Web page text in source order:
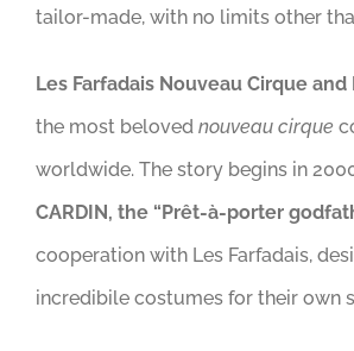
tailor-made, with no limits other
Les Farfadais Nouveau Cirque and
the most beloved nouveau cirque
worldwide. The story begins in
CARDIN, the “Prêt-à-porter
cooperation with Les Farfadais,
incredibile costumes for their own